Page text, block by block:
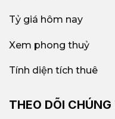
Tỷ giá hôm nay
Xem phong thuỷ
Tính diện tích thuê
THEO DÕI CHÚNG